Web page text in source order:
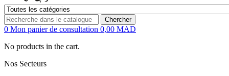
Chercher
0 Mon panier de consultation 0,00 MAD
No products in the cart.
Nos Secteurs